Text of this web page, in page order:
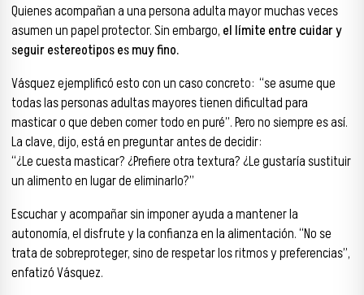
Quienes acompañan a una persona adulta mayor muchas veces
asumen un papel protector. Sin embargo, el límite entre cuidar y
seguir estereotipos es muy fino.
Vásquez ejemplificó esto con un caso concreto: “se asume que
todas las personas adultas mayores tienen dificultad para
masticar o que deben comer todo en puré”. Pero no siempre es así.
La clave, dijo, está en preguntar antes de decidir:
“¿Le cuesta masticar? ¿Prefiere otra textura? ¿Le gustaría sustituir
un alimento en lugar de eliminarlo?”
Escuchar y acompañar sin imponer ayuda a mantener la
autonomía, el disfrute y la confianza en la alimentación. “No se
trata de sobreproteger, sino de respetar los ritmos y preferencias”,
enfatizó Vásquez.